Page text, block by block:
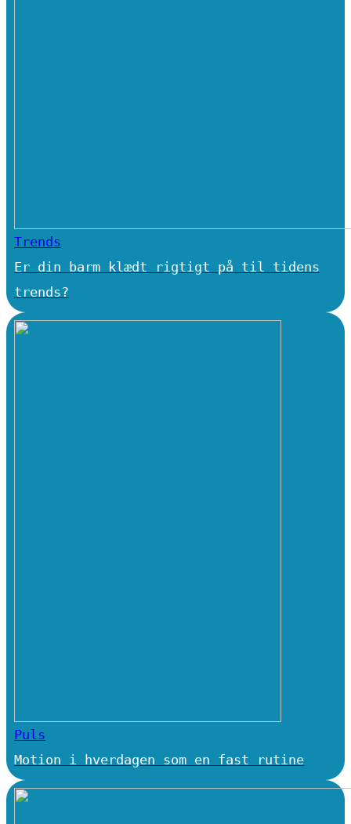
Trends
Er din barm klædt rigtigt på til tidens
trends?
Puls
Motion i hverdagen som en fast rutine